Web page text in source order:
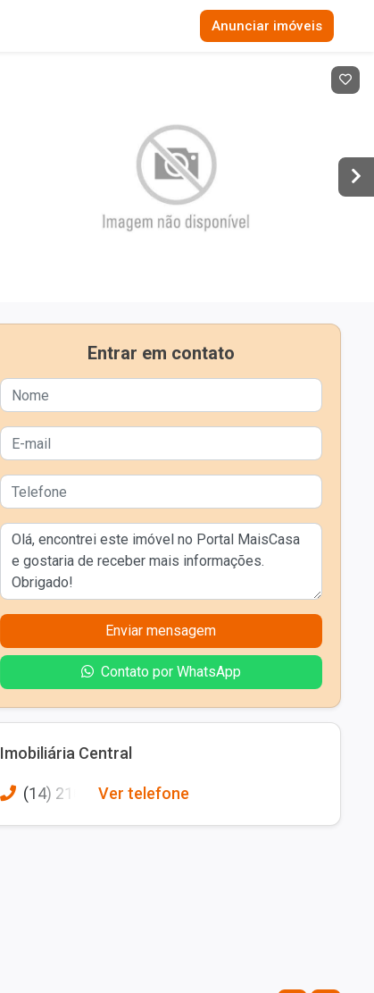
Anunciar imóveis
Entrar em contato
Enviar mensagem
Contato por WhatsApp
Imobiliária Central
(14) 210 Ver telefone